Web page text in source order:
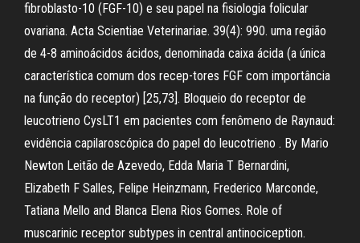
fibroblasto-10 (FGF-10) e seu papel na fisiologia folicular
ovariana. Acta Scientiae Veterinariae. 39(4): 990. uma região
de 4-8 aminoácidos ácidos, denominada caixa ácida (a única
característica comum dos recep-tores FGF com importância
na função do receptor) [25,73]. Bloqueio do receptor de
leucotrieno CysLT1 em pacientes com fenômeno de Raynaud:
evidência capilaroscópica do papel do leucotrieno . By Mario
Newton Leitão de Azevedo, Edda Maria T Bernardini,
Elizabeth F Salles, Felipe Heinzmann, Frederico Marconde,
Tatiana Mello and Blanca Elena Rios Gomes. Role of
muscarinic receptor subtypes in central antinociception.